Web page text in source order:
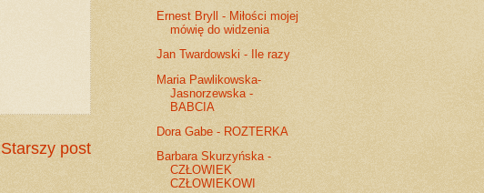
Starszy post
Ernest Bryll - Miłości mojej
mówię do widzenia
Jan Twardowski - Ile razy
Maria Pawlikowska-
Jasnorzewska -
BABCIA
Dora Gabe - ROZTERKA
Barbara Skurzyńska -
CZŁOWIEK
CZŁOWIEKOWI